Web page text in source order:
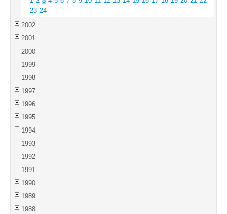
23 24
2002
2001
2000
1999
1998
1997
1996
1995
1994
1993
1992
1991
1990
1989
1988